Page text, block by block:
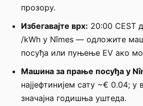
прозору.
Избегавајте врх: 20:00 CEST
/kWh у Nîmes — одложите
посуђа или пуњење EV ако
Машина за прање посуђа у
најјефтинијем сату ~€ 0.04;
значајна годишња уштеда.